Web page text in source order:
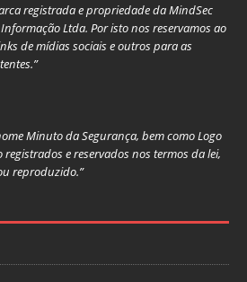
registrada e propriedade da MindSec
Ltda. Por isto nos reservamos ao
de mídias sociais e outros para as
Minuto da Segurança, bem como Logo
registrados e reservados nos termos da lei,
reproduzido.”